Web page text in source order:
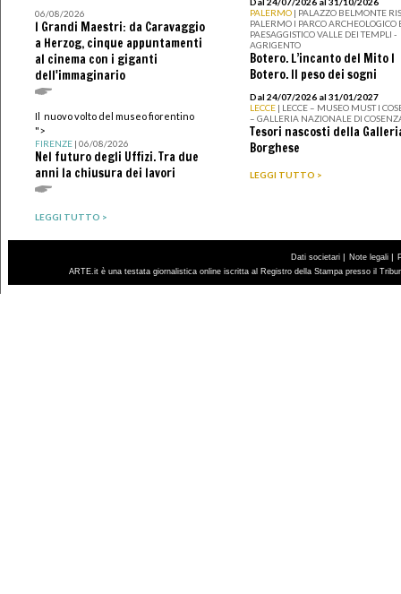
06/08/2026
I Grandi Maestri: da Caravaggio
a Herzog, cinque appuntamenti
al cinema con i giganti
dell'immaginario
Il nuovo volto del museo fiorentino
">
FIRENZE| 06/08/2026
Nel futuro degli Uffizi. Tra due
anni la chiusura dei lavori
LEGGI TUTTO >
PALERMO | PALAZZO BELMONTE
PALERMO I PARCO ARCHEOLOGICO
PAESAGGISTICO VALLE DEI TEMPLI -
AGRIGENTO
Botero. L’incanto del Mito I
Botero. Il peso dei sogni
Dal 24/07/2026 al 31/01/2027
LECCE | LECCE – MUSEO MUST I
– GALLERIA NAZIONALE DI
Tesori nascosti della
Borghese
LEGGI TUTTO >
Dati societari | Note legali |
ARTE.it è una testata giornalistica online iscritta al Registro della Stampa presso il